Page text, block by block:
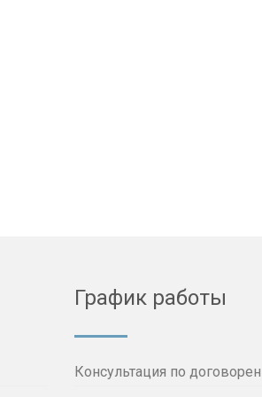
График работы
Консультация по